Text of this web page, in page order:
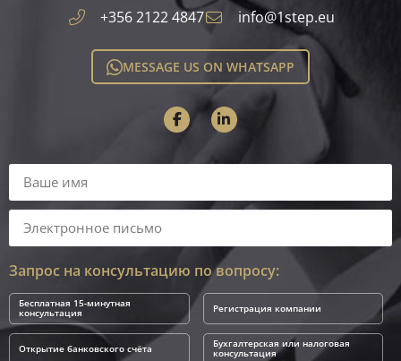
+356 2122 4847 info@1step.eu
MESSAGE US ON WHATSAPP
Запрос на консультацию по вопросу:
Бесплатная 15-минутная
консультация Регистрация компании
Открытие банковского счёта Бухгалтерская или налоговая
консультация